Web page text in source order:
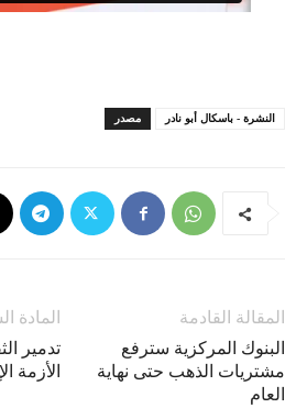
مصدر النشرة - باسكال أبو نادر
المادة
تدمير
الأزمة
المقالة القادمة
البنوك المركزية سترفع
مشتريات الذهب حتى نهاية
العام